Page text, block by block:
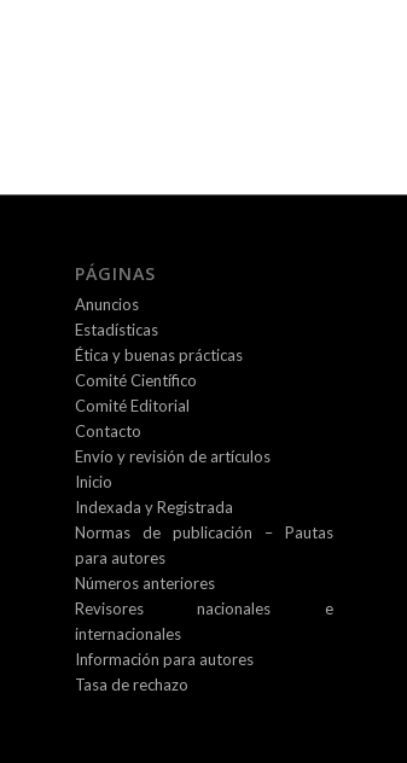
PÁGINAS
Anuncios
Estadísticas
Ética y buenas prácticas
Comité Científico
Comité Editorial
Contacto
Envío y revisión de artículos
Inicio
Indexada y Registrada
Normas de publicación – Pautas
para autores
Números anteriores
Revisores nacionales e
internacionales
Información para autores
Tasa de rechazo